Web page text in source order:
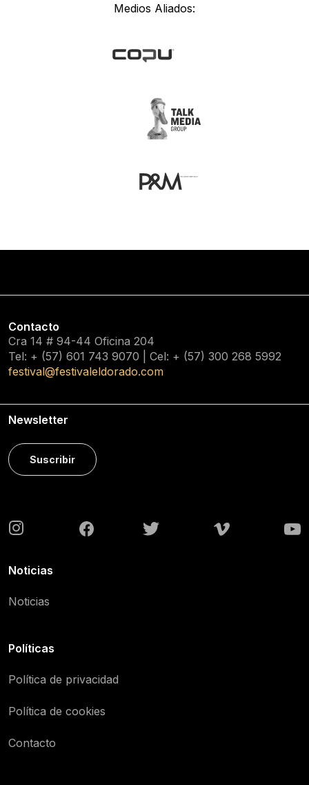
Medios Aliados:
Contacto
Cra 14 # 94-44 Oficina 204
Tel: + (57) 601 743 9070 | Cel: + (57) 300 268 5992
festival@festivaleldorado.com
Newsletter
Suscribir
Noticias
Noticias
Políticas
Política de privacidad
Política de cookies
Contacto